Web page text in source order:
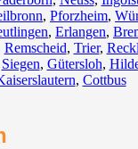
, Pforzheim,
, Erlangen,
Remscheid, Trier,
Siegen, Gütersloh,
, Cottbus